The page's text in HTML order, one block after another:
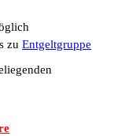
zuEntgeltgruppe